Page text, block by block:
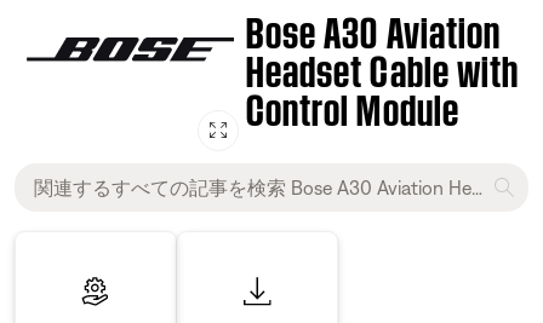
Bose A30 Aviation
Headset Cable with
Control Module